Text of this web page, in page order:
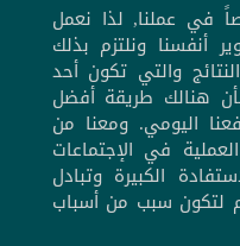
في عملنا, لذا نعمل
أنفسنا ونلتزم بذلك
والتي تكون أحد
هنالك طريقة أفضل
اليومي. ومعنا من
في الإجتماعات
الكبيرة وتبادل
لتكون سبب من أسباب